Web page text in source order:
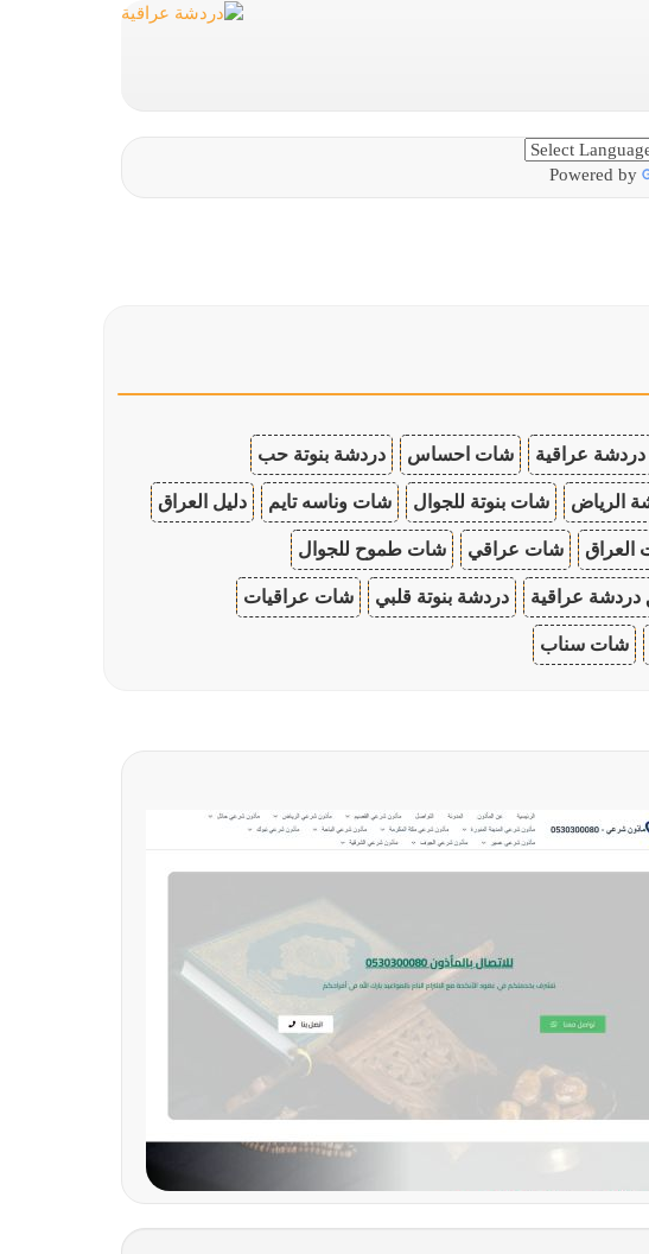
Powered by
دردشة عراقية شات احساس دردشة بنوتة حب
الرياض شات بنوتة للجوال شات وناسه تايم دليل العراق
العراق شات عراقي شات طموح للجوال
دردشة عراقية دردشة بنوتة قلبي شات عراقيات
شات سناب